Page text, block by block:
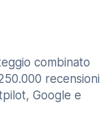
combinato
recensioni
Google e